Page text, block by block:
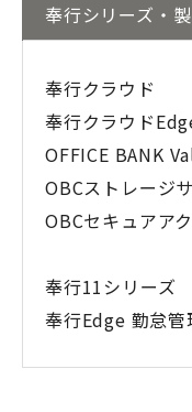
奉行シリーズ・
奉行クラウド
奉行クラウド
OFFICE BANK
OBCストレージ
OBCセキュアア
奉行11シリーズ
奉行Edge 勤怠